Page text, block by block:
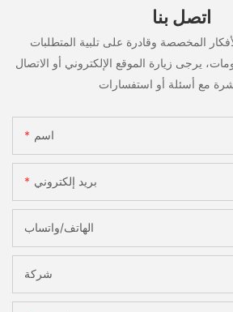
اتصل بنا
المخصصة وقادرة على تلبية المتطلبات
يرجى زيارة الموقع الإلكتروني أو الاتصال
اسم
بريد إلكتروني
الهاتف/واتساب
شركة